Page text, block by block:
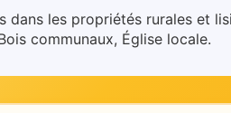
dans les propriétés rurales et
communaux, Église locale.